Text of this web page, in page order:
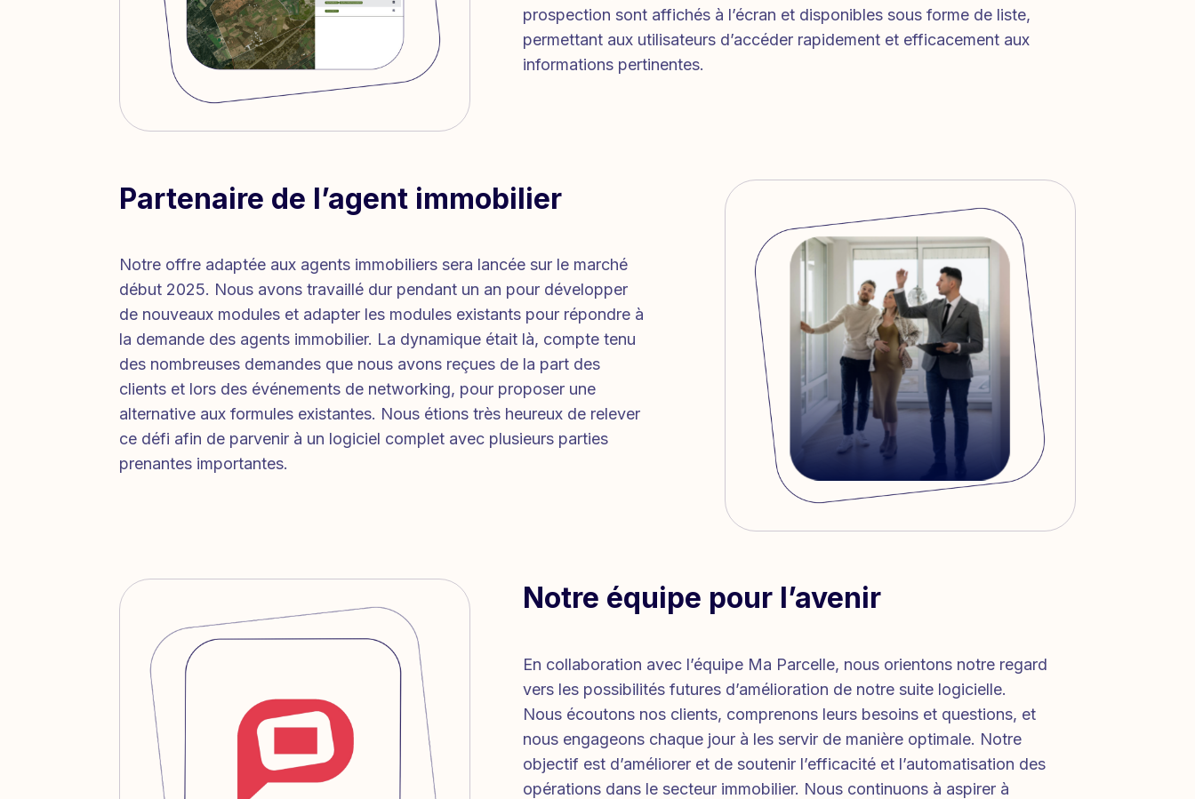
prospection sont affichés à l’écran et disponibles sous forme de liste,
permettant aux utilisateurs d’accéder rapidement et efficacement aux
informations pertinentes.
Partenaire de l’agent immobilier
Notre offre adaptée aux agents immobiliers sera lancée sur le marché
début 2025. Nous avons travaillé dur pendant un an pour développer
de nouveaux modules et adapter les modules existants pour répondre à
la demande des agents immobilier. La dynamique était là, compte tenu
des nombreuses demandes que nous avons reçues de la part des
clients et lors des événements de networking, pour proposer une
alternative aux formules existantes. Nous étions très heureux de relever
ce défi afin de parvenir à un logiciel complet avec plusieurs parties
prenantes importantes.
Notre équipe pour l’avenir
En collaboration avec l’équipe Ma Parcelle, nous orientons notre regard
vers les possibilités futures d’amélioration de notre suite logicielle.
Nous écoutons nos clients, comprenons leurs besoins et questions, et
nous engageons chaque jour à les servir de manière optimale. Notre
objectif est d’améliorer et de soutenir l’efficacité et l’automatisation des
opérations dans le secteur immobilier. Nous continuons à aspirer à